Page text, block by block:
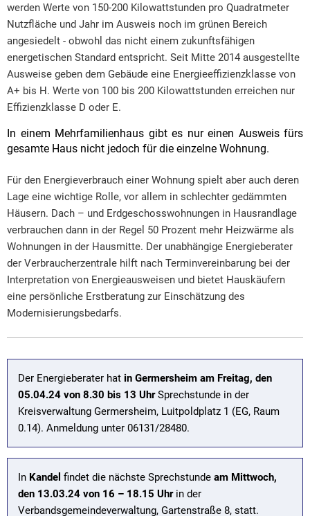
werden Werte von 150-200 Kilowattstunden pro Quadratmeter
Nutzfläche und Jahr im Ausweis noch im grünen Bereich
angesiedelt - obwohl das nicht einem zukunftsfähigen
energetischen Standard entspricht. Seit Mitte 2014 ausgestellte
Ausweise geben dem Gebäude eine Energieeffizienzklasse von
A+ bis H. Werte von 100 bis 200 Kilowattstunden erreichen nur
Effizienzklasse D oder E.
In einem Mehrfamilienhaus gibt es nur einen Ausweis fürs
gesamte Haus nicht jedoch für die einzelne Wohnung.
Für den Energieverbrauch einer Wohnung spielt aber auch deren
Lage eine wichtige Rolle, vor allem in schlechter gedämmten
Häusern. Dach – und Erdgeschosswohnungen in Hausrandlage
verbrauchen dann in der Regel 50 Prozent mehr Heizwärme als
Wohnungen in der Hausmitte. Der unabhängige Energieberater
der Verbraucherzentrale hilft nach Terminvereinbarung bei der
Interpretation von Energieausweisen und bietet Hauskäufern
eine persönliche Erstberatung zur Einschätzung des
Modernisierungsbedarfs.
Der Energieberater hat in Germersheim am Freitag, den
05.04.24 von 8.30 bis 13 UhrSprechstunde in der
Kreisverwaltung Germersheim, Luitpoldplatz 1 (EG, Raum
0.14). Anmeldung unter 06131/28480.
In Kandel findet die nächste Sprechstunde am Mittwoch,
den 13.03.24 von 16 – 18.15 Uhrin der
Verbandsgemeindeverwaltung, Gartenstraße 8, statt.